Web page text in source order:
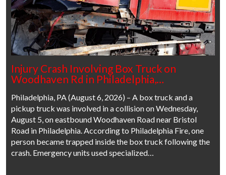
Injury Crash Involving Box Truck on
Woodhaven Rd in Philadelphia,…
Philadelphia, PA (August 6, 2026) – A box truck and a
pickup truck was involved in a collision on Wednesday,
August 5, on eastbound Woodhaven Road near Bristol
Road in Philadelphia. According to Philadelphia Fire, one
person became trapped inside the box truck following the
crash. Emergency units used specialized…